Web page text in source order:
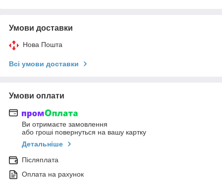
Умови доставки
Нова Пошта
Всі умови доставки
Умови оплати
Ви отримаєте замовлення
або гроші повернуться на вашу картку
Детальніше
Післяплата
Оплата на рахунок